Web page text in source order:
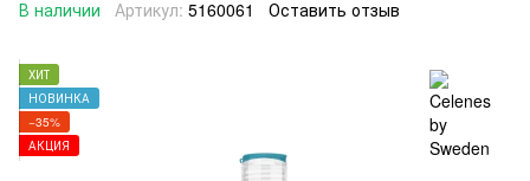
В наличии Артикул: 5160061 Оставить отзыв
ХИТ
НОВИНКА
−35%
АКЦИЯ